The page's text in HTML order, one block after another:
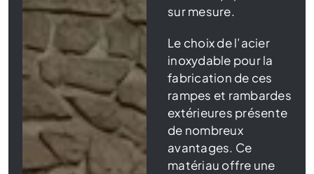
sur mesure.
Le choix de l’acier
inoxydable pour la
fabrication de ces
rampes et rambardes
extérieures présente
de nombreux
avantages. Ce
matériau offre une